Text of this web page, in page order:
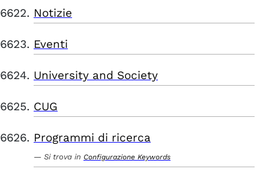
Notizie
Eventi
University and Society
CUG
Programmi di ricerca
Si trova in Configurazione Keywords